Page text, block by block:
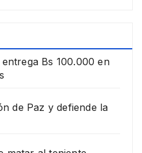
Bs 100.000 en
de Paz y defiende la